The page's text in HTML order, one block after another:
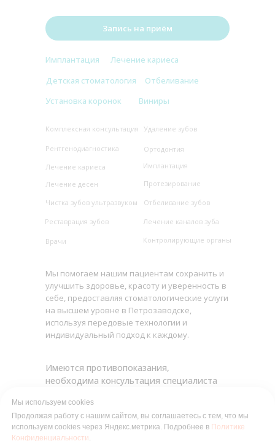
Запись на приём
Политика конфиденциальности
Мы помогаем нашим пациентам сохранить и
улучшить здоровье, красоту и уверенность в
себе, предоставляя стоматологические услуги
на высшем уровне в Петрозаводске,
используя передовые технологии и
индивидуальный подход к каждому.
Имеются противопоказания,
необходима консультация специалиста
Имплантация Лечение кариеса
Установка коронок
Детская стоматология
Отбеливание
Виниры
Комплексная консультация
Рентгенодиагностика
Лечение кариеса
Лечение каналов зуба
Удаление зубов
Ортодонтия
Имплантация
Лечение десен
Реставрация зубов
Чистка зубов ультразвуком Отбеливание зубов
Контролирующие органы
Врачи
Протезирование
Мы используем cookies
Продолжая работу с нашим сайтом, вы соглашаетесь с тем, что мы
используем cookies через Яндекс.метрика. Подробнее в Политике
Конфиденциальности.